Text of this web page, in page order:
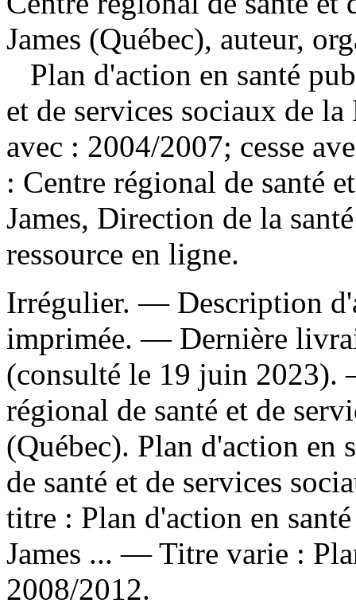
James (Québec), auteur,
Plan d'action en santé
et de services sociaux de la
avec : 2004/2007; cesse
: Centre régional de santé
James, Direction de la
ressource en ligne.
Irrégulier. — Description
imprimée. — Dernière
(consulté le 19 juin
régional de santé et de
(Québec). Plan d'action en
de santé et de services
titre : Plan d'action en
James ... —Titre varie :
2008/2012.